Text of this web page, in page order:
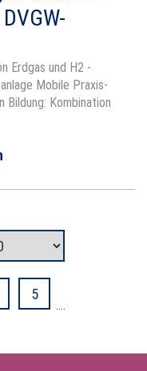
Erdgas und H2 -
Mobile Praxis-
Bildung: Kombination
5